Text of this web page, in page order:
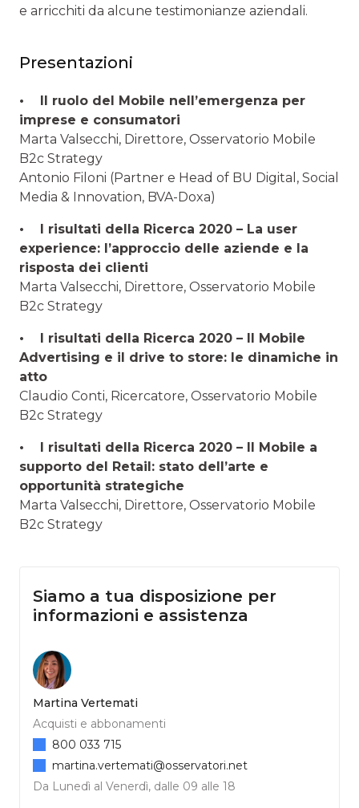
e arricchiti da alcune testimonianze aziendali.
Presentazioni
• Il ruolo del Mobile nell’emergenza per
imprese e consumatori
Marta Valsecchi, Direttore, Osservatorio Mobile
B2c Strategy
Antonio Filoni (Partner e Head of BU Digital, Social
Media & Innovation, BVA-Doxa)
• I risultati della Ricerca 2020 – La user
experience: l’approccio delle aziende e la
risposta dei clienti
Marta Valsecchi, Direttore, Osservatorio Mobile
B2c Strategy
• I risultati della Ricerca 2020 – Il Mobile
Advertising e il drive to store: le dinamiche in
atto
Claudio Conti, Ricercatore, Osservatorio Mobile
B2c Strategy
• I risultati della Ricerca 2020 – Il Mobile a
supporto del Retail: stato dell’arte e
opportunità strategiche
Marta Valsecchi, Direttore, Osservatorio Mobile
B2c Strategy
Siamo a tua disposizione per
informazioni e assistenza
Martina Vertemati
Acquisti e abbonamenti
Da Lunedì al Venerdì, dalle 09 alle 18
800 033 715
martina.vertemati@osservatori.net